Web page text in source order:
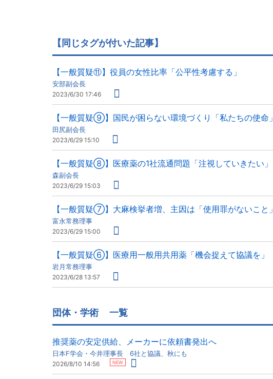
【同じタグが付いた記事】
【一般質疑⑪】役員の女性比率「公平性考慮する」
安部副会長
2023/6/30 17:46
【一般質疑⑨】国民が困らない環境づくり「私たちの使命」
田尻副会長
2023/6/29 15:10
【一般質疑⑧】医療薬の1社流通問題「注視していきたい」
森副会長
2023/6/29 15:03
【一般質疑⑦】大麻検挙者増、主因は「使用罪がないこと」
富永常務理事
2023/6/29 15:00
【一般質疑⑥】医療用一般用共用薬「機会捉えて協議を」
岩月常務理事
2023/6/28 13:57
団体・学術 一覧
推奨薬の安定供給、メーカーに依頼書発出へ
日本F学会・今井理事長 6社と協議、秋にも
2026/8/10 14:56 NEW